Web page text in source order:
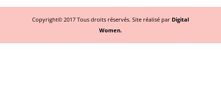
Copyright© 2017 Tous droits réservés. Site réalisé par Digital
Women.